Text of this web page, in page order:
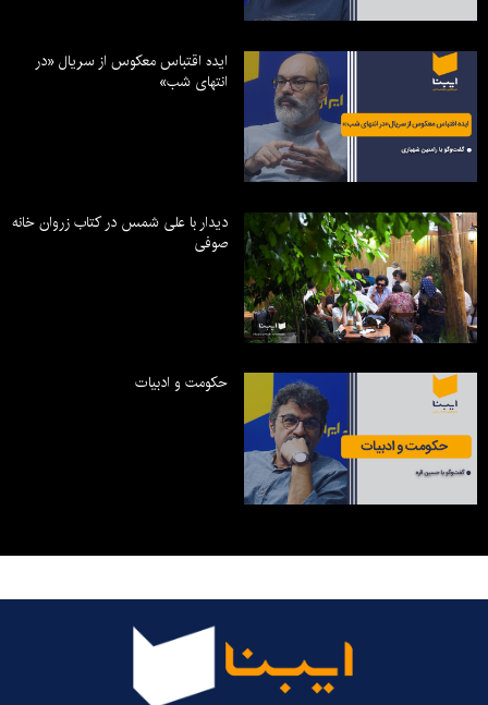
ایده اقتباس معکوس از سریال «در
انتهای شب»
دیدار با علی شمس در کتاب زروان خانه
صوفی
حکومت و ادبیات